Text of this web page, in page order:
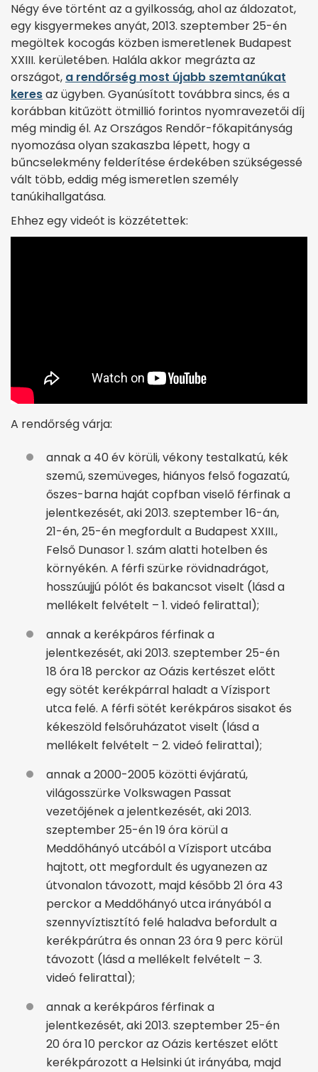
Négy éve történt az a gyilkosság, ahol az áldozatot,
egy kisgyermekes anyát, 2013. szeptember 25-én
megöltek kocogás közben ismeretlenek Budapest
XXIII. kerületében. Halála akkor megrázta az
országot, a rendőrség most újabb szemtanúkat
keresaz ügyben. Gyanúsított továbbra sincs, és a
korábban kitűzött ötmillió forintos nyomravezetői díj
még mindig él. Az Országos Rendőr-főkapitányság
nyomozása olyan szakaszba lépett, hogy a
bűncselekmény felderítése érdekében szükségessé
vált több, eddig még ismeretlen személy
tanúkihallgatása.
Ehhez egy videót is közzétettek:
A rendőrség várja:
annak a 40 év körüli, vékony testalkatú, kék
szemű, szemüveges, hiányos felső fogazatú,
őszes-barna haját copfban viselő férfinak a
jelentkezését, aki 2013. szeptember 16-án,
21-én, 25-én megfordult a Budapest XXIII.,
Felső Dunasor 1. szám alatti hotelben és
környékén. A férfi szürke rövidnadrágot,
hosszúujjú pólót és bakancsot viselt (lásd a
mellékelt felvételt – 1. videó felirattal);
annak a kerékpáros férfinak a
jelentkezését, aki 2013. szeptember 25-én
18 óra 18 perckor az Oázis kertészet előtt
egy sötét kerékpárral haladt a Vízisport
utca felé. A férfi sötét kerékpáros sisakot és
kékeszöld felsőruházatot viselt (lásd a
mellékelt felvételt – 2. videó felirattal);
annak a 2000-2005 közötti évjáratú,
világosszürke Volkswagen Passat
vezetőjének a jelentkezését, aki 2013.
szeptember 25-én 19 óra körül a
Meddőhányó utcából a Vízisport utcába
hajtott, ott megfordult és ugyanezen az
útvonalon távozott, majd később 21 óra 43
perckor a Meddőhányó utca irányából a
szennyvíztisztító felé haladva befordult a
kerékpárútra és onnan 23 óra 9 perc körül
távozott (lásd a mellékelt felvételt – 3.
videó felirattal);
annak a kerékpáros férfinak a
jelentkezését, aki 2013. szeptember 25-én
20 óra 10 perckor az Oázis kertészet előtt
kerékpározott a Helsinki út irányába, majd